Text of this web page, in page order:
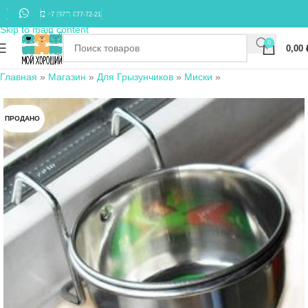
Skip to navigation
Skip to main content
+7 (977) 677-72-21
0
0,00
Главная » Магазин » Для Грызунчиков » Миски »
ПРОДАНО